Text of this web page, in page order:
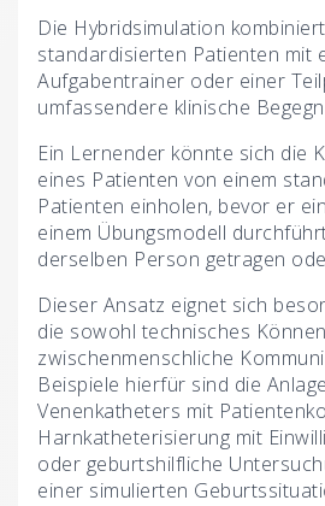
Die Hybridsimulation
standardisierten Patienten mit
Aufgabentrainer oder einer
umfassendere klinische
Ein Lernender könnte sich die
eines Patienten von einem
Patienten einholen, bevor er
einem Übungsmodell
derselben Person getragen
Dieser Ansatz eignet sich
die sowohl technisches
zwischenmenschliche
Beispiele hierfür sind die
Venenkatheters mit
Harnkatheterisierung mit
oder geburtshilfliche
einer simulierten